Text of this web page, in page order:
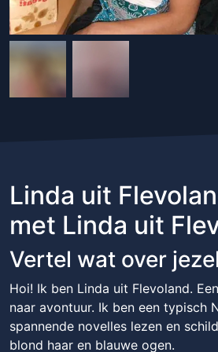
Linda uit
met Linda uit
Vertel wat over
Hoi! Ik ben Linda uit Flevoland.
naar avontuur. Ik ben een typisch
spannende novelles lezen en
blond haar en blauwe ogen.